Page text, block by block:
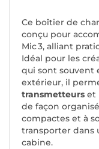
Ce boîtier de
conçu pour
Mic 3, alliant
Idéal pour les
qui sont souvent
extérieur, il
transmetteurs et
de façon
compactes et à
transporter dans
cabine.